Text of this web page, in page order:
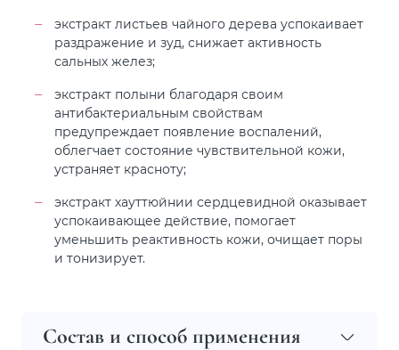
экстракт листьев чайного дерева успокаивает
раздражение и зуд, снижает активность
сальных желез;
экстракт полыни благодаря своим
антибактериальным свойствам
предупреждает появление воспалений,
облегчает состояние чувствительной кожи,
устраняет красноту;
экстракт хауттюйнии сердцевидной оказывает
успокаивающее действие, помогает
уменьшить реактивность кожи, очищает поры
и тонизирует.
Состав и способ применения